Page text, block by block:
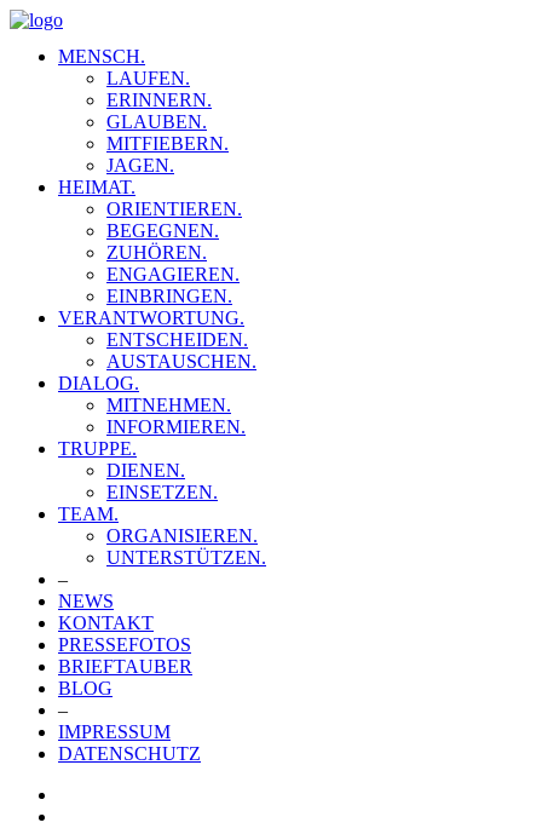
MENSCH.
LAUFEN.
ERINNERN.
GLAUBEN.
MITFIEBERN.
JAGEN.
HEIMAT.
ORIENTIEREN.
BEGEGNEN.
ZUHÖREN.
ENGAGIEREN.
EINBRINGEN.
VERANTWORTUNG.
ENTSCHEIDEN.
AUSTAUSCHEN.
DIALOG.
MITNEHMEN.
INFORMIEREN.
TRUPPE.
DIENEN.
EINSETZEN.
TEAM.
ORGANISIEREN.
UNTERSTÜTZEN.
–
NEWS
KONTAKT
PRESSEFOTOS
BRIEFTAUBER
BLOG
–
IMPRESSUM
DATENSCHUTZ